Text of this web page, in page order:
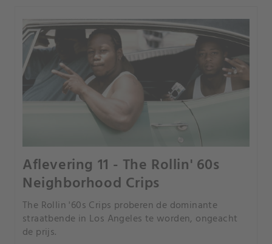
Aflevering 11 - The Rollin' 60s
Neighborhood Crips
The Rollin '60s Crips proberen de dominante
straatbende in Los Angeles te worden, ongeacht
de prijs.